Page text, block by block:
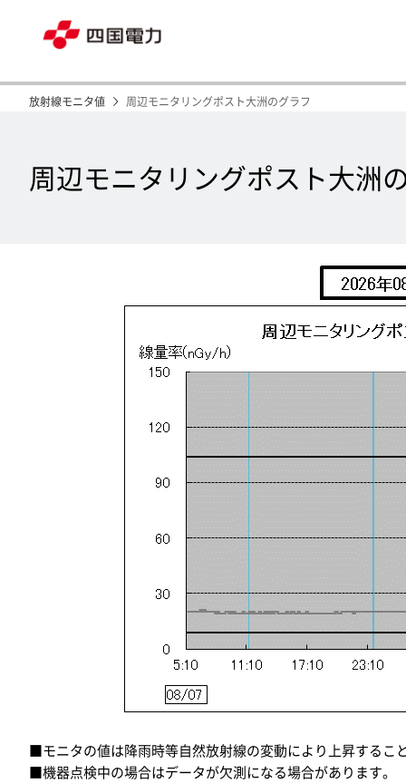
放射線モニタ値 周辺モニタリングポスト大洲のグラフ
周辺モニタリングポスト大洲
■モニタの値は降雨時等自然放射線の変動により上昇するこ
■機器点検中の場合はデータが欠測になる場合があります。